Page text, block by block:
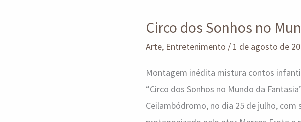
Circo dos Sonhos no
Arte, Entretenimento / 1 de agosto de
Montagem inédita mistura contos
“Circo dos Sonhos no Mundo da
Ceilambódromo, no dia 25 de julho,
Sonhos
no
da
Fantasia
em